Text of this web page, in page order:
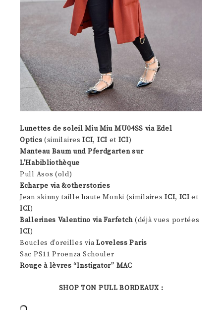
Lunettes de soleil Miu Miu MU04SS via Edel
Optics (similairesICI, ICI et ICI)
Manteau Baum und Pferdgarten sur
L’Habibliothèque
Pull Asos (old)
Echarpe via &otherstories
Jean skinny taille haute Monki (similairesICI, ICI et
ICI)
Ballerines Valentino via Farfetch (déjà vues portées
ICI)
Boucles d’oreilles viaLoveless Paris
Sac PS11 Proenza Schouler
Rouge à lèvres “Instigator” MAC
SHOP TON PULL BORDEAUX :